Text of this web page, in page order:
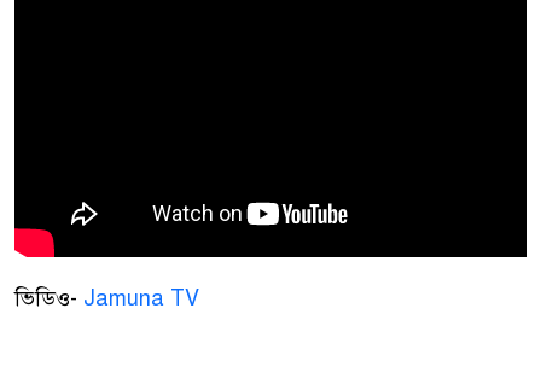
ভিডিও- Jamuna TV